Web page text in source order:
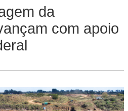
da
com apoio